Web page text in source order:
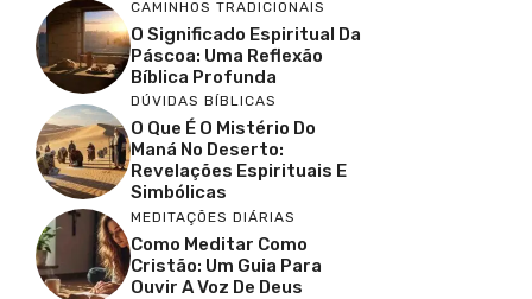
CAMINHOS TRADICIONAIS
O Significado Espiritual Da
Páscoa: Uma Reflexão
Bíblica Profunda
DÚVIDAS BÍBLICAS
O Que É O Mistério Do
Maná No Deserto:
Revelações Espirituais E
Simbólicas
MEDITAÇÕES DIÁRIAS
Como Meditar Como
Cristão: Um Guia Para
Ouvir A Voz De Deus